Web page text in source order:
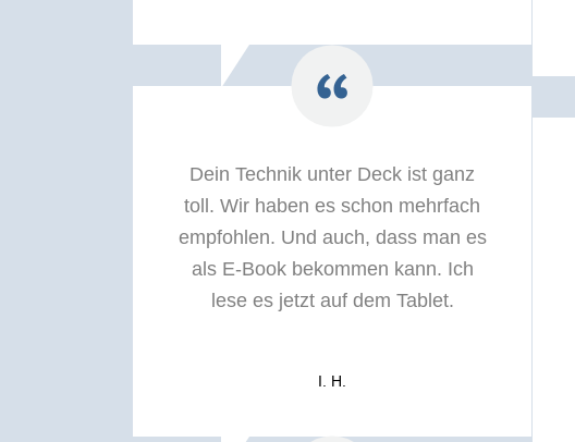
Dein Technik unter Deck ist ganz
toll. Wir haben es schon mehrfach
empfohlen. Und auch, dass man es
als E-Book bekommen kann. Ich
lese es jetzt auf dem Tablet.
I. H.